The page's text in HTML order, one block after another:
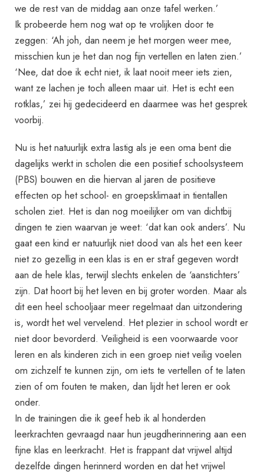
we de rest van de middag aan onze tafel werken.’
Ik probeerde hem nog wat op te vrolijken door te
zeggen: ‘Ah joh, dan neem je het morgen weer mee,
misschien kun je het dan nog fijn vertellen en laten zien.’
‘Nee, dat doe ik echt niet, ik laat nooit meer iets zien,
want ze lachen je toch alleen maar uit. Het is echt een
rotklas,’ zei hij gedecideerd en daarmee was het gesprek
voorbij.
Nu is het natuurlijk extra lastig als je een oma bent die
dagelijks werkt in scholen die een positief schoolsysteem
(PBS) bouwen en die hiervan al jaren de positieve
effecten op het school- en groepsklimaat in tientallen
scholen ziet. Het is dan nog moeilijker om van dichtbij
dingen te zien waarvan je weet: ‘dat kan ook anders’. Nu
gaat een kind er natuurlijk niet dood van als het een keer
niet zo gezellig in een klas is en er straf gegeven wordt
aan de hele klas, terwijl slechts enkelen de ‘aanstichters’
zijn. Dat hoort bij het leven en bij groter worden. Maar als
dit een heel schooljaar meer regelmaat dan uitzondering
is, wordt het wel vervelend. Het plezier in school wordt er
niet door bevorderd. Veiligheid is een voorwaarde voor
leren en als kinderen zich in een groep niet veilig voelen
om zichzelf te kunnen zijn, om iets te vertellen of te laten
zien of om fouten te maken, dan lijdt het leren er ook
onder.
In de trainingen die ik geef heb ik al honderden
leerkrachten gevraagd naar hun jeugdherinnering aan een
fijne klas en leerkracht. Het is frappant dat vrijwel altijd
dezelfde dingen herinnerd worden en dat het vrijwel